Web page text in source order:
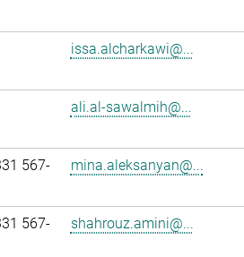
issa.alcharkawi@...
ali.al-sawalmih@...
567-
mina.aleksanyan@...
567-
shahrouz.amini@...